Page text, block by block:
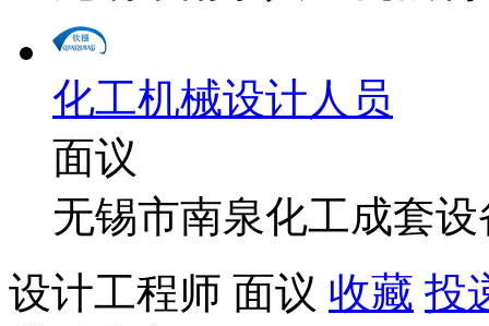
化工机械设计人员
面议
无锡市南泉化工成套
设计工程师 面议 收藏 投